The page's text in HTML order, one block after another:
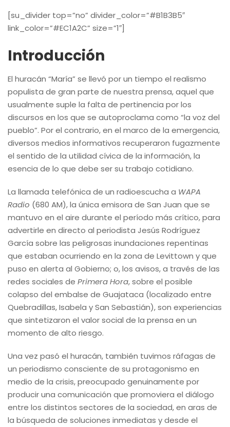
[su_divider top=”no” divider_color=”#B1B3B5″
link_color=”#EC1A2C” size=”1″]
Introducción
El huracán “María” se llevó por un tiempo el realismo
populista de gran parte de nuestra prensa, aquel que
usualmente suple la falta de pertinencia por los
discursos en los que se autoproclama como “la voz del
pueblo”. Por el contrario, en el marco de la emergencia,
diversos medios informativos recuperaron fugazmente
el sentido de la utilidad cívica de la información, la
esencia de lo que debe ser su trabajo cotidiano.
La llamada telefónica de un radioescucha a WAPA
Radio (680 AM), la única emisora de San Juan que se
mantuvo en el aire durante el período más crítico, para
advertirle en directo al periodista Jesús Rodríguez
García sobre las peligrosas inundaciones repentinas
que estaban ocurriendo en la zona de Levittown y que
puso en alerta al Gobierno; o, los avisos, a través de las
redes sociales de Primera Hora, sobre el posible
colapso del embalse de Guajataca (localizado entre
Quebradillas, Isabela y San Sebastián), son experiencias
que sintetizaron el valor social de la prensa en un
momento de alto riesgo.
Una vez pasó el huracán, también tuvimos ráfagas de
un periodismo consciente de su protagonismo en
medio de la crisis, preocupado genuinamente por
producir una comunicación que promoviera el diálogo
entre los distintos sectores de la sociedad, en aras de
la búsqueda de soluciones inmediatas y desde el